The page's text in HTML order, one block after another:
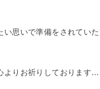
思いで準備をされてい
よりお祈りしております…